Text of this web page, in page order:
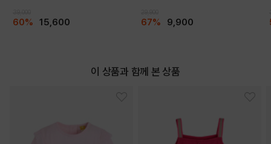
60% 15,600 67% 9,900
이 상품과 함께 본 상품